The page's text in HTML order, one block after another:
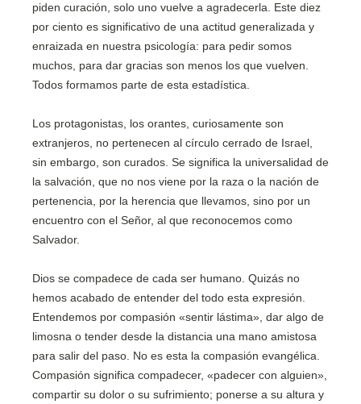
piden curación, solo uno vuelve a agradecerla. Este diez
por ciento es significativo de una actitud generalizada y
enraizada en nuestra psicología: para pedir somos
muchos, para dar gracias son menos los que vuelven.
Todos formamos parte de esta estadística.
Los protagonistas, los orantes, curiosamente son
extranjeros, no pertenecen al círculo cerrado de Israel,
sin embargo, son curados. Se significa la universalidad de
la salvación, que no nos viene por la raza o la nación de
pertenencia, por la herencia que llevamos, sino por un
encuentro con el Señor, al que reconocemos como
Salvador.
Dios se compadece de cada ser humano. Quizás no
hemos acabado de entender del todo esta expresión.
Entendemos por compasión «sentir lástima», dar algo de
limosna o tender desde la distancia una mano amistosa
para salir del paso. No es esta la compasión evangélica.
Compasión significa compadecer, «padecer con alguien»,
compartir su dolor o su sufrimiento; ponerse a su altura y